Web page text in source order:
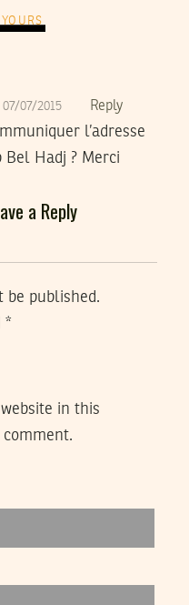
07/2015 Reply
l’adresse
Bel Hadj ? Merci
a Reply
be published.
*
in this